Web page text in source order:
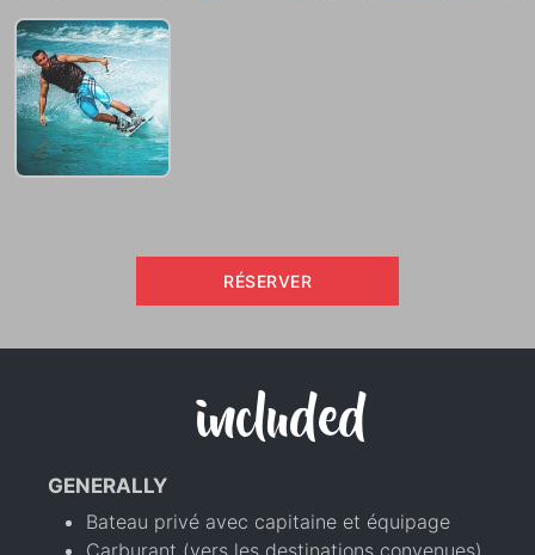
RÉSERVER
included
GENERALLY
Bateau privé avec capitaine et équipage